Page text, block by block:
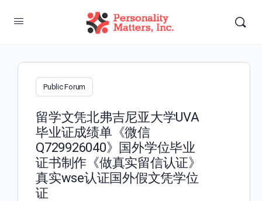
Public Forum
留学文凭北弗吉尼亚大学UVA
毕业证成绩单《微信
Q729926040》国外学位毕业
证书制作《做真实留信认证》
真实wse认证国外假文凭学位
证